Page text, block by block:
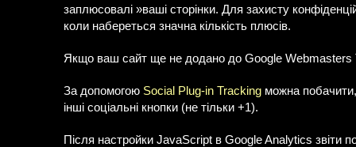
заплюсовалі »ваші сторінки. Для захисту
коли набереться значна кількість плюсів.
Якщо ваш сайт ще не додано до Google
За допомогою Social Plug-in Tracking можна
інші соціальні кнопки (не тільки +1).
Після настройки JavaScript в Google Analytics звіти